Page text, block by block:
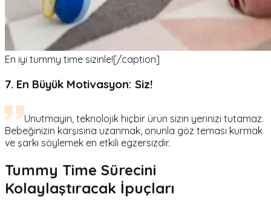
En iyi tummy time sizinle![/caption]
7. En Büyük Motivasyon: Siz!
Unutmayın, teknolojik hiçbir ürün sizin yerinizi tutamaz.
Bebeğinizin karşısına uzanmak, onunla göz teması kurmak
ve şarkı söylemek en etkili egzersizdir.
Tummy Time Sürecini
Kolaylaştıracak İpuçları